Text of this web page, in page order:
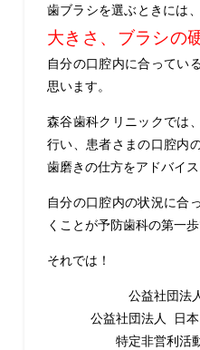
歯ブラシを選ぶときには、
大きさ、ブラシの
自分の口腔内に合ってい
思います。
森谷歯科クリニックでは
行い、患者さまの口腔内
歯磨きの仕方をアドバイス
自分の口腔内の状況に合
くことが予防歯科の第一歩
それでは！
公益社団法
公益社団法人 日
特定非営利活